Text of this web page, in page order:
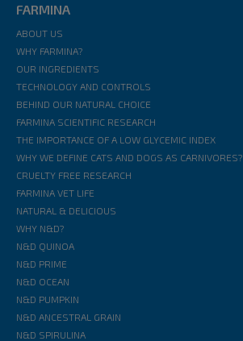
FARMINA
ABOUT US
WHY FARMINA?
OUR INGREDIENTS
TECHNOLOGY AND CONTROLS
BEHIND OUR NATURAL CHOICE
FARMINA SCIENTIFIC RESEARCH
THE IMPORTANCE OF A LOW GLYCEMIC INDEX
WHY WE DEFINE CATS AND DOGS AS CARNIVORES?
CRUELTY FREE RESEARCH
FARMINA VET LIFE
NATURAL & DELICIOUS
WHY N&D?
N&D QUINOA
N&D PRIME
N&D OCEAN
N&D PUMPKIN
N&D ANCESTRAL GRAIN
N&D SPIRULINA